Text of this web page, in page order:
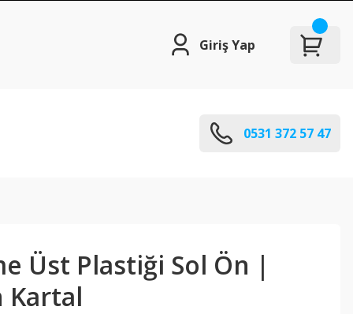
Giriş Yap
0531 372 57 47
Üst Plastiği Sol Ön |
Kartal